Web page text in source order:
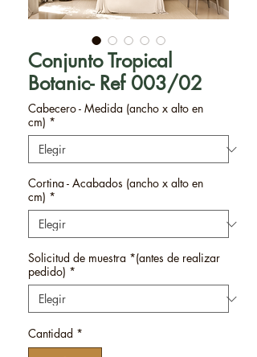
Conjunto Tropical
Botanic- Ref 003/02
Cabecero - Medida (ancho x alto en
cm) *
Cortina - Acabados (ancho x alto en
cm) *
Solicitud de muestra *(antes de realizar
pedido) *
Cantidad *